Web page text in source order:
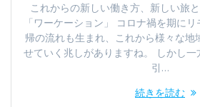
これからの新しい働き方、新しい旅
「ワーケーション」 コロナ禍を期に
帰の流れも生まれ、これから様々な地
せていく兆しがありますね。 しかし
引…
続きを読む